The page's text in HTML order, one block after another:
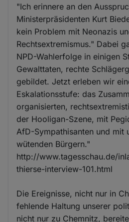
"Ich erinnere an den
Ministerpräsidenten Kurt
kein Problem mit Neonazis
Rechtsextremismus." Dabei
NPD-Wahlerfolge in einigen
Gewalttaten, rechte
gebildet. Jetzt erleben wir
Eskalationsstufe: das
organisierten,
der Hooligan-Szene, mit
AfD-Sympathisanten und mit
wütenden Bürgern."
http://www.tagesschau.de/
thierse-interview-101.html
Die Ereignisse, nicht nur in
fehlende Haltung unserer
nicht nur zu Chemnitz,